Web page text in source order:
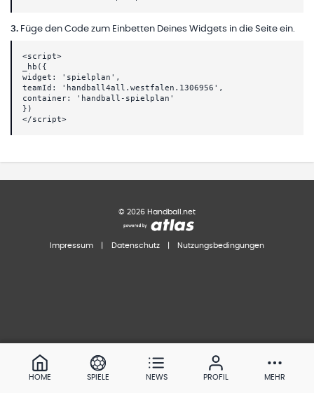
3. Füge den Code zum Einbetten Deines Widgets in die Seite ein.
<script>
_hb({
widget: 'spielplan',
teamId: 'handball4all.westfalen.1306956',
container: 'handball-spielplan'
})
</script>
© 2026 Handball.net
Impressum Datenschutz Nutzungsbedingungen
HOME SPIELE NEWS PROFIL MEHR